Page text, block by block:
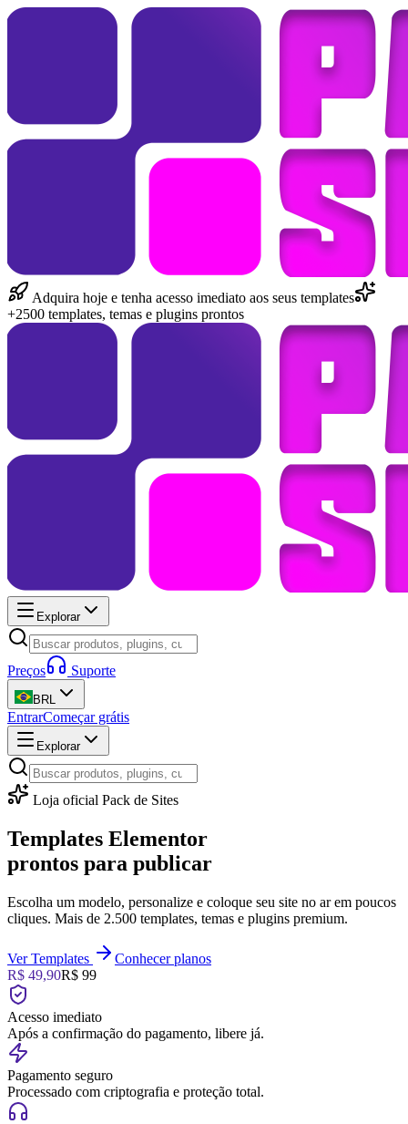
Adquira hoje e tenha acesso imediato aos seus templates
+2500 templates, temas e plugins prontos
Explorar
Preços Suporte
BRL
EntrarComeçar grátis
Explorar
Loja oficial Pack de Sites
Templates Elementor
prontos para publicar
Escolha um modelo, personalize e coloque seu site no ar em poucos
cliques. Mais de 2.500 templates, temas e plugins premium.
Ver Templates
Conhecer planos
R$ 49,90R$ 99
Acesso imediato
Após a confirmação do pagamento, libere já.
Pagamento seguro
Processado com criptografia e proteção total.